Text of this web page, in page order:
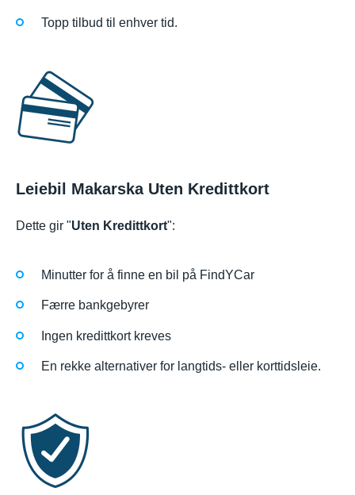
Topp tilbud til enhver tid.
Leiebil Makarska Uten Kredittkort
Dette gir "Uten Kredittkort":
Minutter for å finne en bil på FindYCar
Færre bankgebyrer
Ingen kredittkort kreves
En rekke alternativer for langtids- eller korttidsleie.